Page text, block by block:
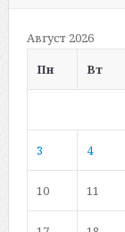
Август 2026
Пн
Вт
3 4
10 11